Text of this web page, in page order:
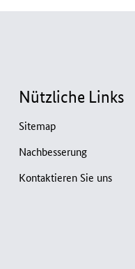
Nützliche Links
Sitemap
Nachbesserung
Kontaktieren Sie uns